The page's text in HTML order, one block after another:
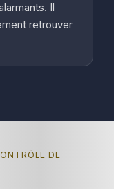
Il
retrouver
DE